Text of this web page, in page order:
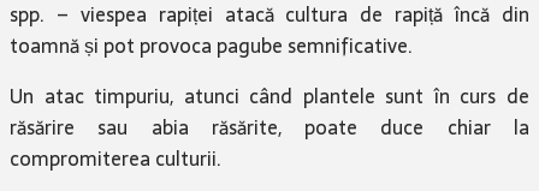
spp. – viespea rapiței atacă cultura de rapiță încă din
toamnă și pot provoca pagube semnificative.​
Un atac timpuriu, atunci când plantele sunt în curs de
răsărire sau abia răsărite, poate duce chiar la
compromiterea culturii.​